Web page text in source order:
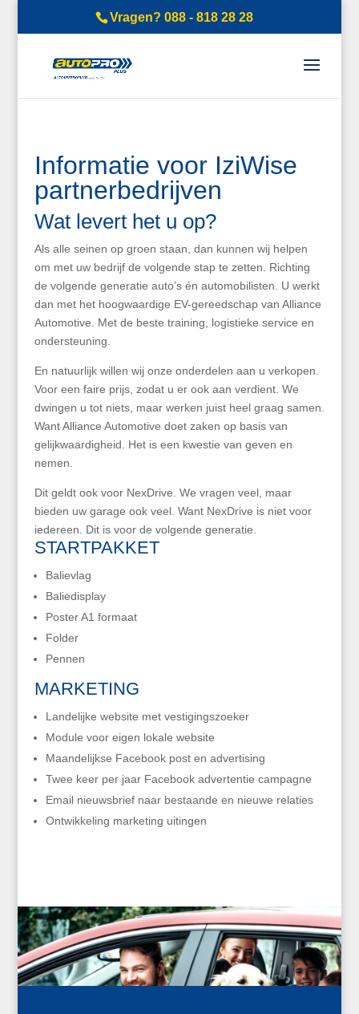
Vragen? 088 - 818 28 28
Informatie voor IziWise
partnerbedrijven
Wat levert het u op?
Als alle seinen op groen staan, dan kunnen wij helpen
om met uw bedrijf de volgende stap te zetten. Richting
de volgende generatie auto’s én automobilisten. U werkt
dan met het hoogwaardige EV-gereedschap van Alliance
Automotive. Met de beste training, logistieke service en
ondersteuning.
En natuurlijk willen wij onze onderdelen aan u verkopen.
Voor een faire prijs, zodat u er ook aan verdient. We
dwingen u tot niets, maar werken juist heel graag samen.
Want Alliance Automotive doet zaken op basis van
gelijkwaardigheid. Het is een kwestie van geven en
nemen.
Dit geldt ook voor NexDrive. We vragen veel, maar
bieden uw garage ook veel. Want NexDrive is niet voor
iedereen. Dit is voor de volgende generatie.
STARTPAKKET
Balievlag
Baliedisplay
Poster A1 formaat
Folder
Pennen
MARKETING
Landelijke website met vestigingszoeker
Module voor eigen lokale website
Maandelijkse Facebook post en advertising
Twee keer per jaar Facebook advertentie campagne
Email nieuwsbrief naar bestaande en nieuwe relaties
Ontwikkeling marketing uitingen